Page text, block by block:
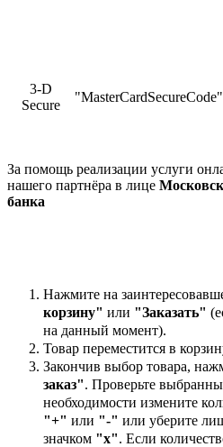
3-D
Secure
"MasterCardSecureCode"
За помощь реализации услуги
нашего партнёра в лице
банка
Нажмите на
корзину" или "Заказать"
на данный момент).
Товар переместится в
Закончив выбор товара,
заказ". Проверьте
необходимости измените
"+" или "-" или уберите
значком "х". Если